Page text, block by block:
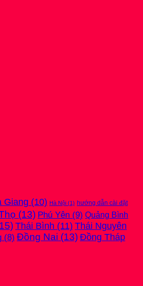
Giang (10) Hà Nội (1) hướng dẫn cài đặt
(13) Phú Yên (9) Quảng Bình
Thái Bình (11) Thái Nguyên
(8) Đồng Nai (13) Đồng Tháp